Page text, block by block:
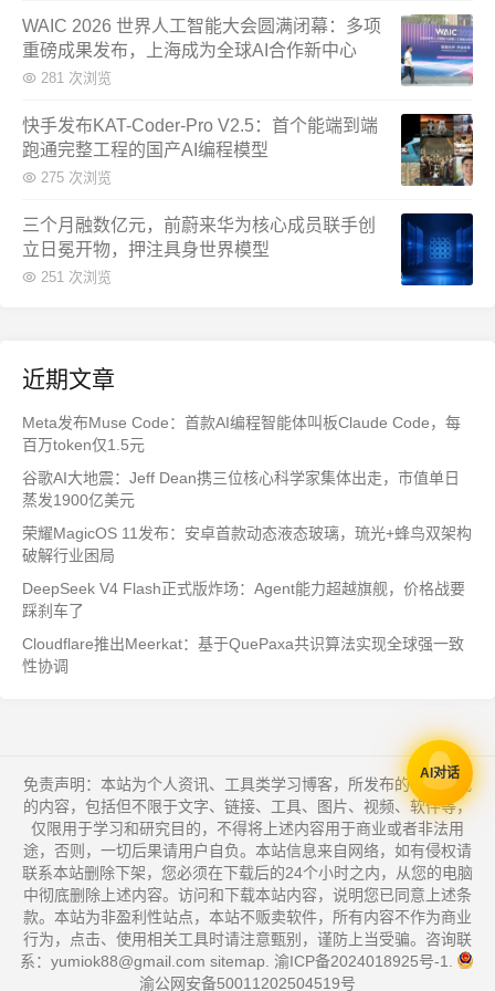
WAIC 2026 世界人工智能大会圆满闭幕：多项
重磅成果发布，上海成为全球AI合作新中心
281 次浏览
快手发布KAT-Coder-Pro V2.5：首个能端到端
跑通完整工程的国产AI编程模型
275 次浏览
三个月融数亿元，前蔚来华为核心成员联手创
立日冕开物，押注具身世界模型
251 次浏览
近期文章
Meta发布Muse Code：首款AI编程智能体叫板Claude Code，每
百万token仅1.5元
谷歌AI大地震：Jeff Dean携三位核心科学家集体出走，市值单日
蒸发1900亿美元
荣耀MagicOS 11发布：安卓首款动态液态玻璃，琉光+蜂鸟双架构
破解行业困局
DeepSeek V4 Flash正式版炸场：Agent能力超越旗舰，价格战要
踩刹车了
Cloudflare推出Meerkat：基于QuePaxa共识算法实现全球强一致
性协调
免责声明：本站为个人资讯、工具类学习博客，所发布的一切形式
的内容，包括但不限于文字、链接、工具、图片、视频、软件等，
仅限用于学习和研究目的，不得将上述内容用于商业或者非法用
途，否则，一切后果请用户自负。本站信息来自网络，如有侵权请
联系本站删除下架，您必须在下载后的24个小时之内，从您的电脑
中彻底删除上述内容。访问和下载本站内容，说明您已同意上述条
款。本站为非盈利性站点，本站不贩卖软件，所有内容不作为商业
行为，点击、使用相关工具时请注意甄别，谨防上当受骗。咨询联
系：yumiok88@gmail.com sitemap 渝ICP备2024018925号-1
渝公网安备50011202504519号
AI对话